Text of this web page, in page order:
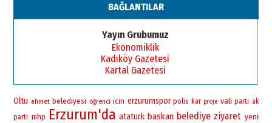
bir vizyon proje daha!
02 Ağustos 2026 Pazar
BAĞLANTILAR
Yayın Grubumuz
Ekonomiklik
Kadıköy Gazetesi
Kartal Gazetesi
Oltu ahmet belediyesi öğrenci icin erzurumspor polis kar proje vali parti ak
parti mhp Erzurum'da ataturk baskan belediye ziyaret yeni